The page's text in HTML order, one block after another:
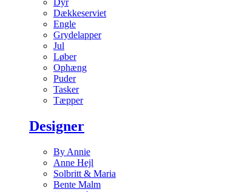
Dyr
Dækkeserviet
Engle
Grydelapper
Jul
Løber
Ophæng
Puder
Tasker
Tæpper
Designer
By Annie
Anne Hejl
Solbritt & Maria
Bente Malm